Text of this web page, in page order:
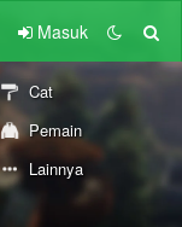
Masuk
Cat
Pemain
Lainnya